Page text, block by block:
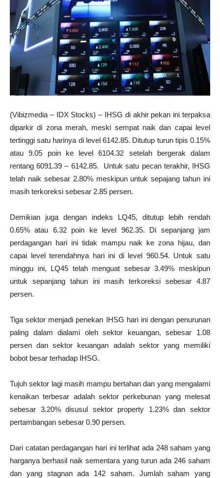
(Vibizmedia – IDX Stocks) – IHSG di akhir pekan ini terpaksa
diparkir di zona merah, meski sempat naik dan capai level
tertinggi satu harinya di level 6142.85. Ditutup turun tipis 0.15%
atau 9.05 poin ke level 6104.32 setelah bergerak dalam
rentang 6091.39 – 6142.85. Untuk satu pecan terakhir, IHSG
telah naik sebesar 2.80% meskipun untuk sepajang tahun ini
masih terkoreksi sebesar 2.85 persen.
Demikian juga dengan indeks LQ45, ditutup lebih rendah
0.65% atau 6.32 poin ke level 962.35. Di sepanjang jam
perdagangan hari ini tidak mampu naik ke zona hijau, dan
capai level terendahnya hari ini di level 960.54. Untuk satu
minggu ini, LQ45 telah menguat sebesar 3.49% meskipun
untuk sepanjang tahun ini masih terkoreksi sebesar 4.87
persen.
Tiga sektor menjadi penekan IHSG hari ini dengan penurunan
paling dalam dialami oleh sektor keuangan, sebesar 1.08
persen dan sektor keuangan adalah sektor yang memiliki
bobot besar terhadap IHSG.
Tujuh sektor lagi masih mampu bertahan dan yang mengalami
kenaikan terbesar adalah sektor perkebunan yang melesat
sebesar 3.20% disusul sektor property 1.23% dan sektor
pertambangan sebesar 0.90 persen.
Dari catatan perdagangan hari ini terlihat ada 248 saham yang
harganya berhasil naik sementara yang turun ada 246 saham
dan yang stagnan ada 142 saham. Jumlah saham yang